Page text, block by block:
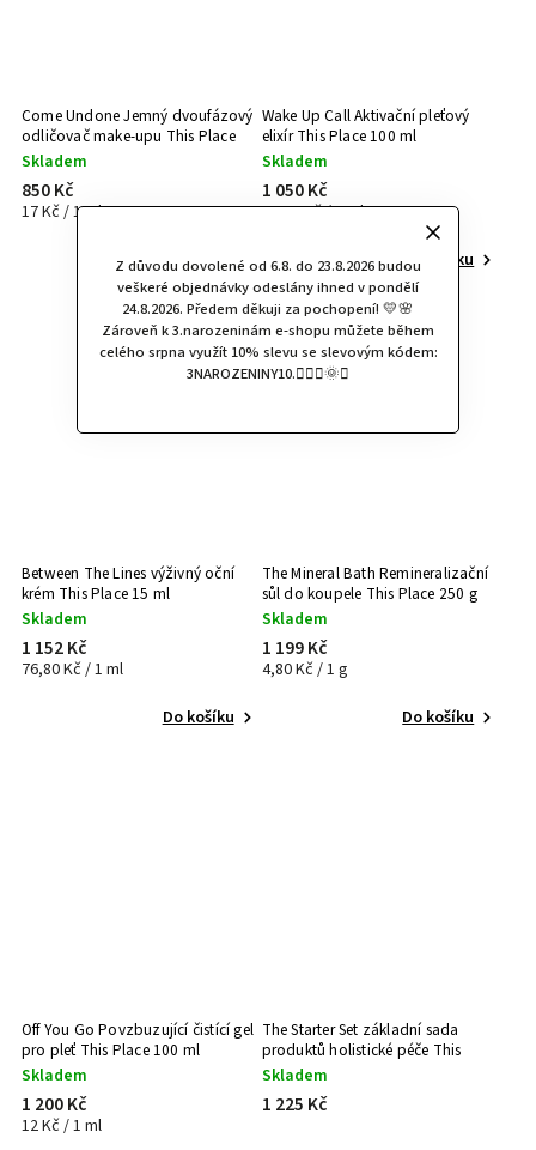
Z důvodu dovolené od 6.8. do 23.8.2026 budou
veškeré objednávky odeslány ihned v pondělí
24.8.2026. Předem děkuji za pochopení! 💛🌸
Zároveň k 3.narozeninám e-shopu můžete během
celého srpna využít 10% slevu se slevovým kódem:
3NAROZENINY10.🧚🏻‍♀️🌞✨
Come Undone Jemný dvoufázový
odličovač make-upu This Place
50 ml
Skladem
850 Kč
17 Kč / 1 ml
Do košíku
Wake Up Call Aktivační pleťový
elixír This Place 100 ml
Skladem
1 050 Kč
10,50 Kč / 1 ml
Do košíku
Between The Lines výživný oční
krém This Place 15 ml
Skladem
1 152 Kč
76,80 Kč / 1 ml
Do košíku
The Mineral Bath Remineralizační
sůl do koupele This Place 250 g
Skladem
1 199 Kč
4,80 Kč / 1 g
Do košíku
Off You Go Povzbuzující čistící gel
pro pleť This Place 100 ml
Skladem
1 200 Kč
12 Kč / 1 ml
The Starter Set základní sada
produktů holistické péče This
Place
Skladem
1 225 Kč